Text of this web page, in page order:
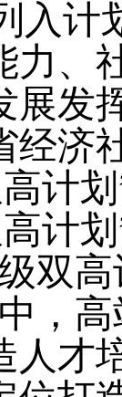
入计
力、
展发
经济
计
计
双
，
人才